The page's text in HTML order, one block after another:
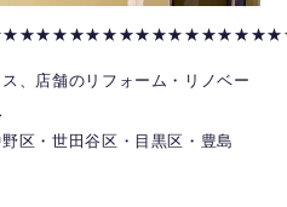
、店舗のリフォーム・リノベー
区・世田谷区・目黒区・豊島